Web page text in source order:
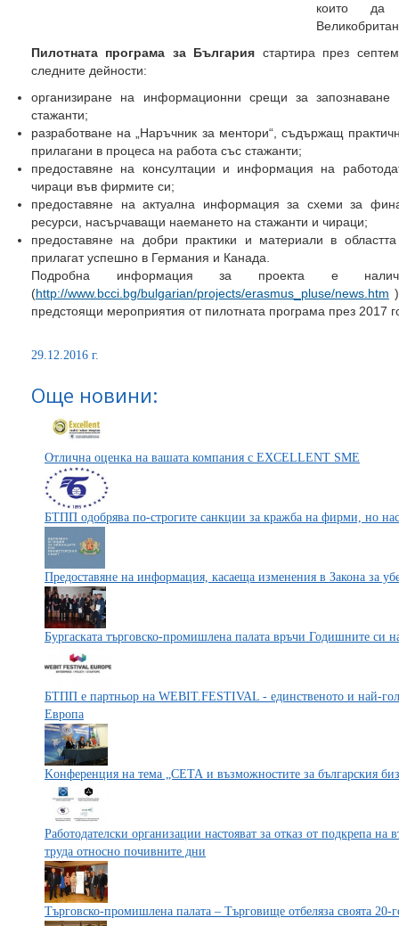
които да
Пилотната програма за България стартира през
следните дейности:
организиране на информационни срещи за
стажанти;
разработване на „Наръчник за ментори“, съдържащ
прилагани в процеса на работа със стажанти;
предоставяне на консултации и информация на
чираци във фирмите си;
предоставяне на актуална информация за схеми за
ресурси, насърчаващи наемането на стажанти и чираци;
предоставяне на добри практики и материали в
прилагат успешно в Германия и Канада.
Подробна информация за проекта е
(http://www.bcci.bg/bulgarian/projects/erasmus_pluse/news.htm
предстоящи мероприятия от пилотната програма през 2017
29.12.2016 г.
Още новини:
Отлична оценка на вашата компания с EXCELLENT SME
БТПП одобрява по-строгите санкции за кражба на фирми, но
Предоставяне на информация, касаеща изменения в Закона за
Бургаската търговско-промишлена палата връчи Годишните си
БТПП е партньор на WEBIT.FESTIVAL - единственото и най-
Европа
Kонференция на тема „СЕТА и възможностите за българския
Работодателски организации настояват за отказ от подкрепа на
труда относно почивните дни
Търговско-промишлена палата – Търговище отбеляза своята